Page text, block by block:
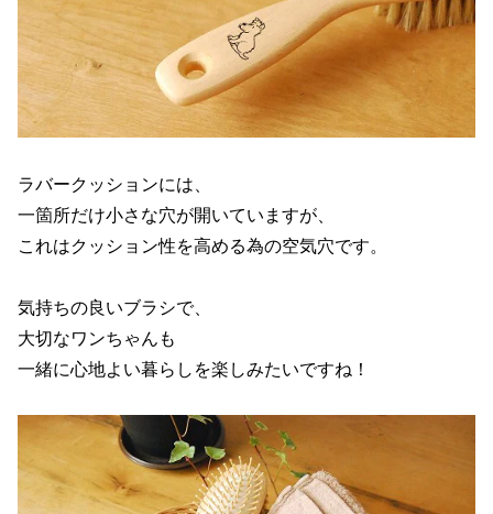
ラバークッションには、
一箇所だけ小さな穴が開いていますが、
これはクッション性を高める為の空気穴です。
気持ちの良いブラシで、
大切なワンちゃんも
一緒に心地よい暮らしを楽しみたいですね！